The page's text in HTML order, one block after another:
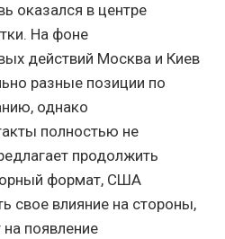
оказался в центре
На фоне
действий Москва и Киев
разные позиции по
однако
полностью не
продолжить
формат, США
свое влияние на стороны,
появление